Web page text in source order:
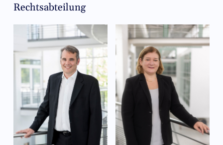
Rechtsabteilung